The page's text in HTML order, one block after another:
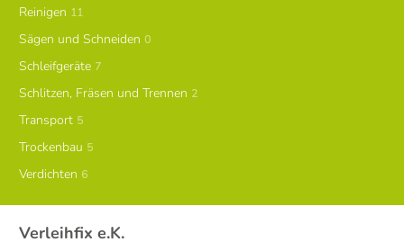
Reinigen 11
Sägen und Schneiden 0
Schleifgeräte 7
Schlitzen, Fräsen und Trennen 2
Transport 5
Trockenbau 5
Verdichten 6
Verleihfix e.K.